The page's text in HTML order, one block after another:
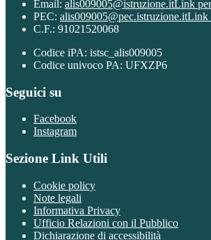
Email: alis009005@istruzione.itLink
PEC: alis009005@pec.istruzione.itLink
C.F.: 91021520068
Codice iPA: istsc_alis009005
Codice univoco PA: UFXZP6
Seguici su
Facebook
Instagram
Sezione Link Utili
Cookie policy
Note legali
Informativa Privacy
Ufficio Relazioni con il Pubblico
Dichiarazione di accessibilità